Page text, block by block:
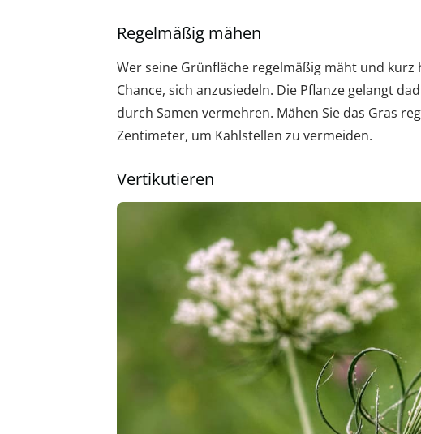
Regelmäßig mähen
Wer seine Grünfläche regelmäßig mäht und
Chance, sich anzusiedeln. Die Pflanze gelangt
durch Samen vermehren. Mähen Sie das Gras
Zentimeter, um Kahlstellen zu vermeiden.
Vertikutieren